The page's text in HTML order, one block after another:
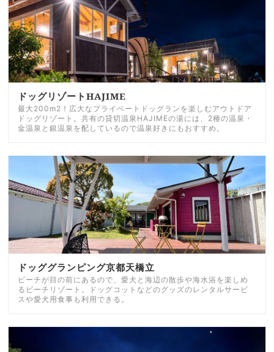
ドッグリゾートHAJIME
最大200m2！広大なプライベートドッグランを楽しむアウトドア
ドッグリゾート。共有の貸切温泉HAJIMEの湯には、2種の温泉・
金温泉と銀温泉を配しているので温泉好きにもおすすめ。
ドッググランピング京都天橋立
ビーチが目の前にあるので、愛犬と海辺の散歩や海水浴を楽しめ
るビーチリゾート。ドッグコットなどのグッズのレンタルサービ
スや愛犬用食事も利用できる。